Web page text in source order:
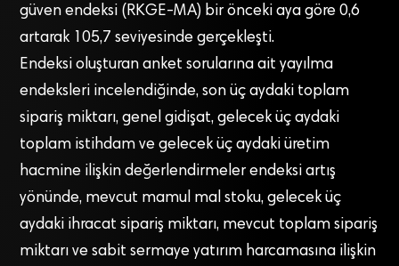
güven endeksi (RKGE-MA) bir önceki aya göre 0,6
artarak 105,7 seviyesinde gerçekleşti.
Endeksi oluşturan anket sorularına ait yayılma
endeksleri incelendiğinde, son üç aydaki toplam
sipariş miktarı, genel gidişat, gelecek üç aydaki
toplam istihdam ve gelecek üç aydaki üretim
hacmine ilişkin değerlendirmeler endeksi artış
yönünde, mevcut mamul mal stoku, gelecek üç
aydaki ihracat sipariş miktarı, mevcut toplam sipariş
miktarı ve sabit sermaye yatırım harcamasına ilişkin